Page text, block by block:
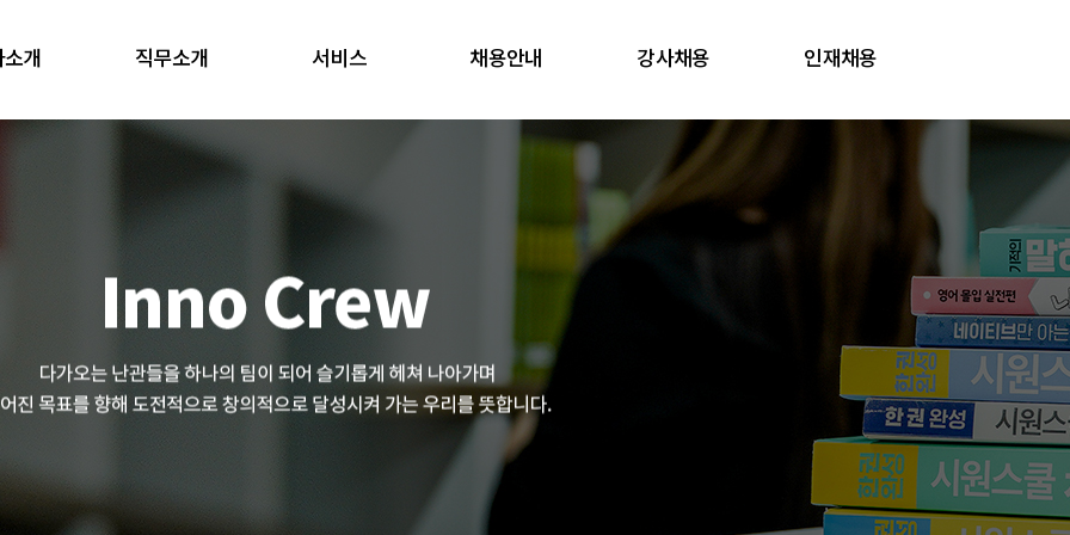
개 직무소개 서비스 채용안내 강사채용 인재채용